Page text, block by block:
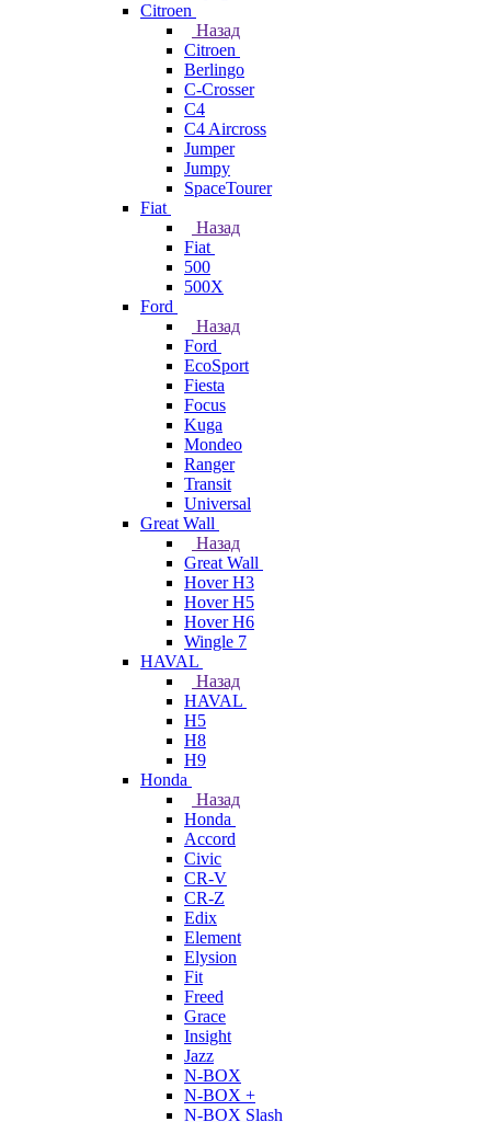
Citroen
Назад
Citroen
Berlingo
C-Crosser
C4
C4 Aircross
Jumper
Jumpy
SpaceTourer
Fiat
Назад
Fiat
500
500X
Ford
Назад
Ford
EcoSport
Fiesta
Focus
Kuga
Mondeo
Ranger
Transit
Universal
Great Wall
Назад
Great Wall
Hover H3
Hover H5
Hover H6
Wingle 7
HAVAL
Назад
HAVAL
H5
H8
H9
Honda
Назад
Honda
Accord
Civic
CR-V
CR-Z
Edix
Element
Elysion
Fit
Freed
Grace
Insight
Jazz
N-BOX
N-BOX +
N-BOX Slash